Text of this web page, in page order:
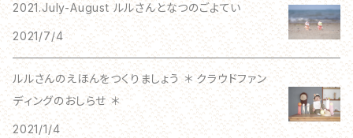
2021.July-August ルルさんとなつのごよてい
2021/7/4
ルルさんのえほんをつくりましょう ＊ クラウドファン
ディングのおしらせ ＊
2021/1/4